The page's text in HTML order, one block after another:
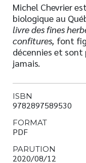
Michel Chevrier
biologique au
livre des fines
confitures, font
décennies et
jamais.
ISBN
9782897589530
FORMAT
PDF
PARUTION
2020/08/12